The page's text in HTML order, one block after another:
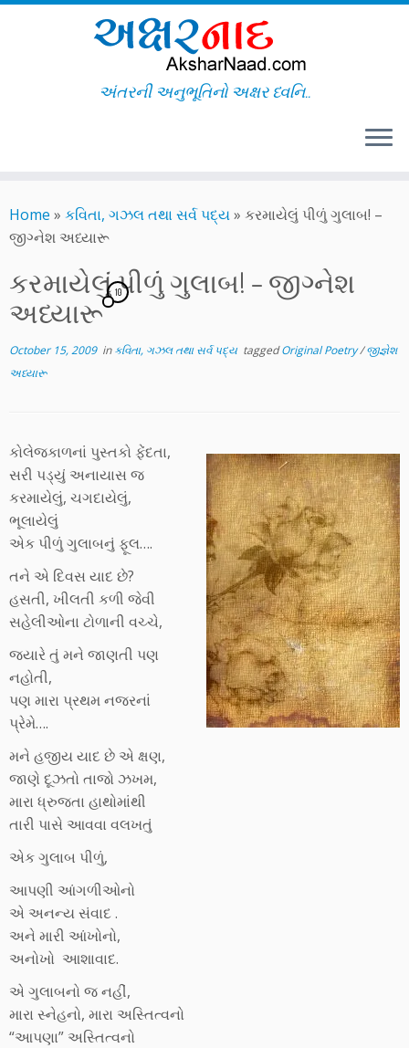
to
content
અંતરની અનુભૂતિનો અક્ષર ધ્વનિ..
Home » કવિતા, ગઝલ તથા સર્વ પદ્ય» કરમાયેલું પીળું ગુલાબ! –
જીગ્નેશ અધ્યારૂ
કરમાયેલું પીળું ગુલાબ! – જીગ્નેશ
અધ્યારૂ
10
October 15, 2009inકવિતા, ગઝલ તથા સર્વ પદ્ય taggedOriginal Poetry/જીજ્ઞેશ
અધ્યારૂ
કોલેજકાળનાં પુસ્તકો ફેંદતા,
સરી પડ્યું અનાયાસ જ
કરમાયેલું, ચગદાયેલું,
ભૂલાયેલું
એક પીળું ગુલાબનું ફૂલ….
તને એ દિવસ યાદ છે?
હસતી, ખીલતી કળી જેવી
સહેલીઓના ટોળાની વચ્ચે,
જ્યારે તું મને જાણતી પણ
નહોતી,
પણ મારા પ્રથમ નજરનાં
પ્રેમે….
મને હજીય યાદ છે એ ક્ષણ,
જાણે દૂઝતો તાજો ઝખમ,
મારા ધ્રુજતા હાથોમાંથી
તારી પાસે આવવા વલખતું
એક ગુલાબ પીળું,
આપણી આંગળીઓનો
એ અનન્ય સંવાદ .
અને મારી આંખોનો,
અનોખો આશાવાદ.
એ ગુલાબનો જ નહીં,
મારા સ્નેહનો, મારા અસ્તિત્વનો
“આપણા” અસ્તિત્વનો